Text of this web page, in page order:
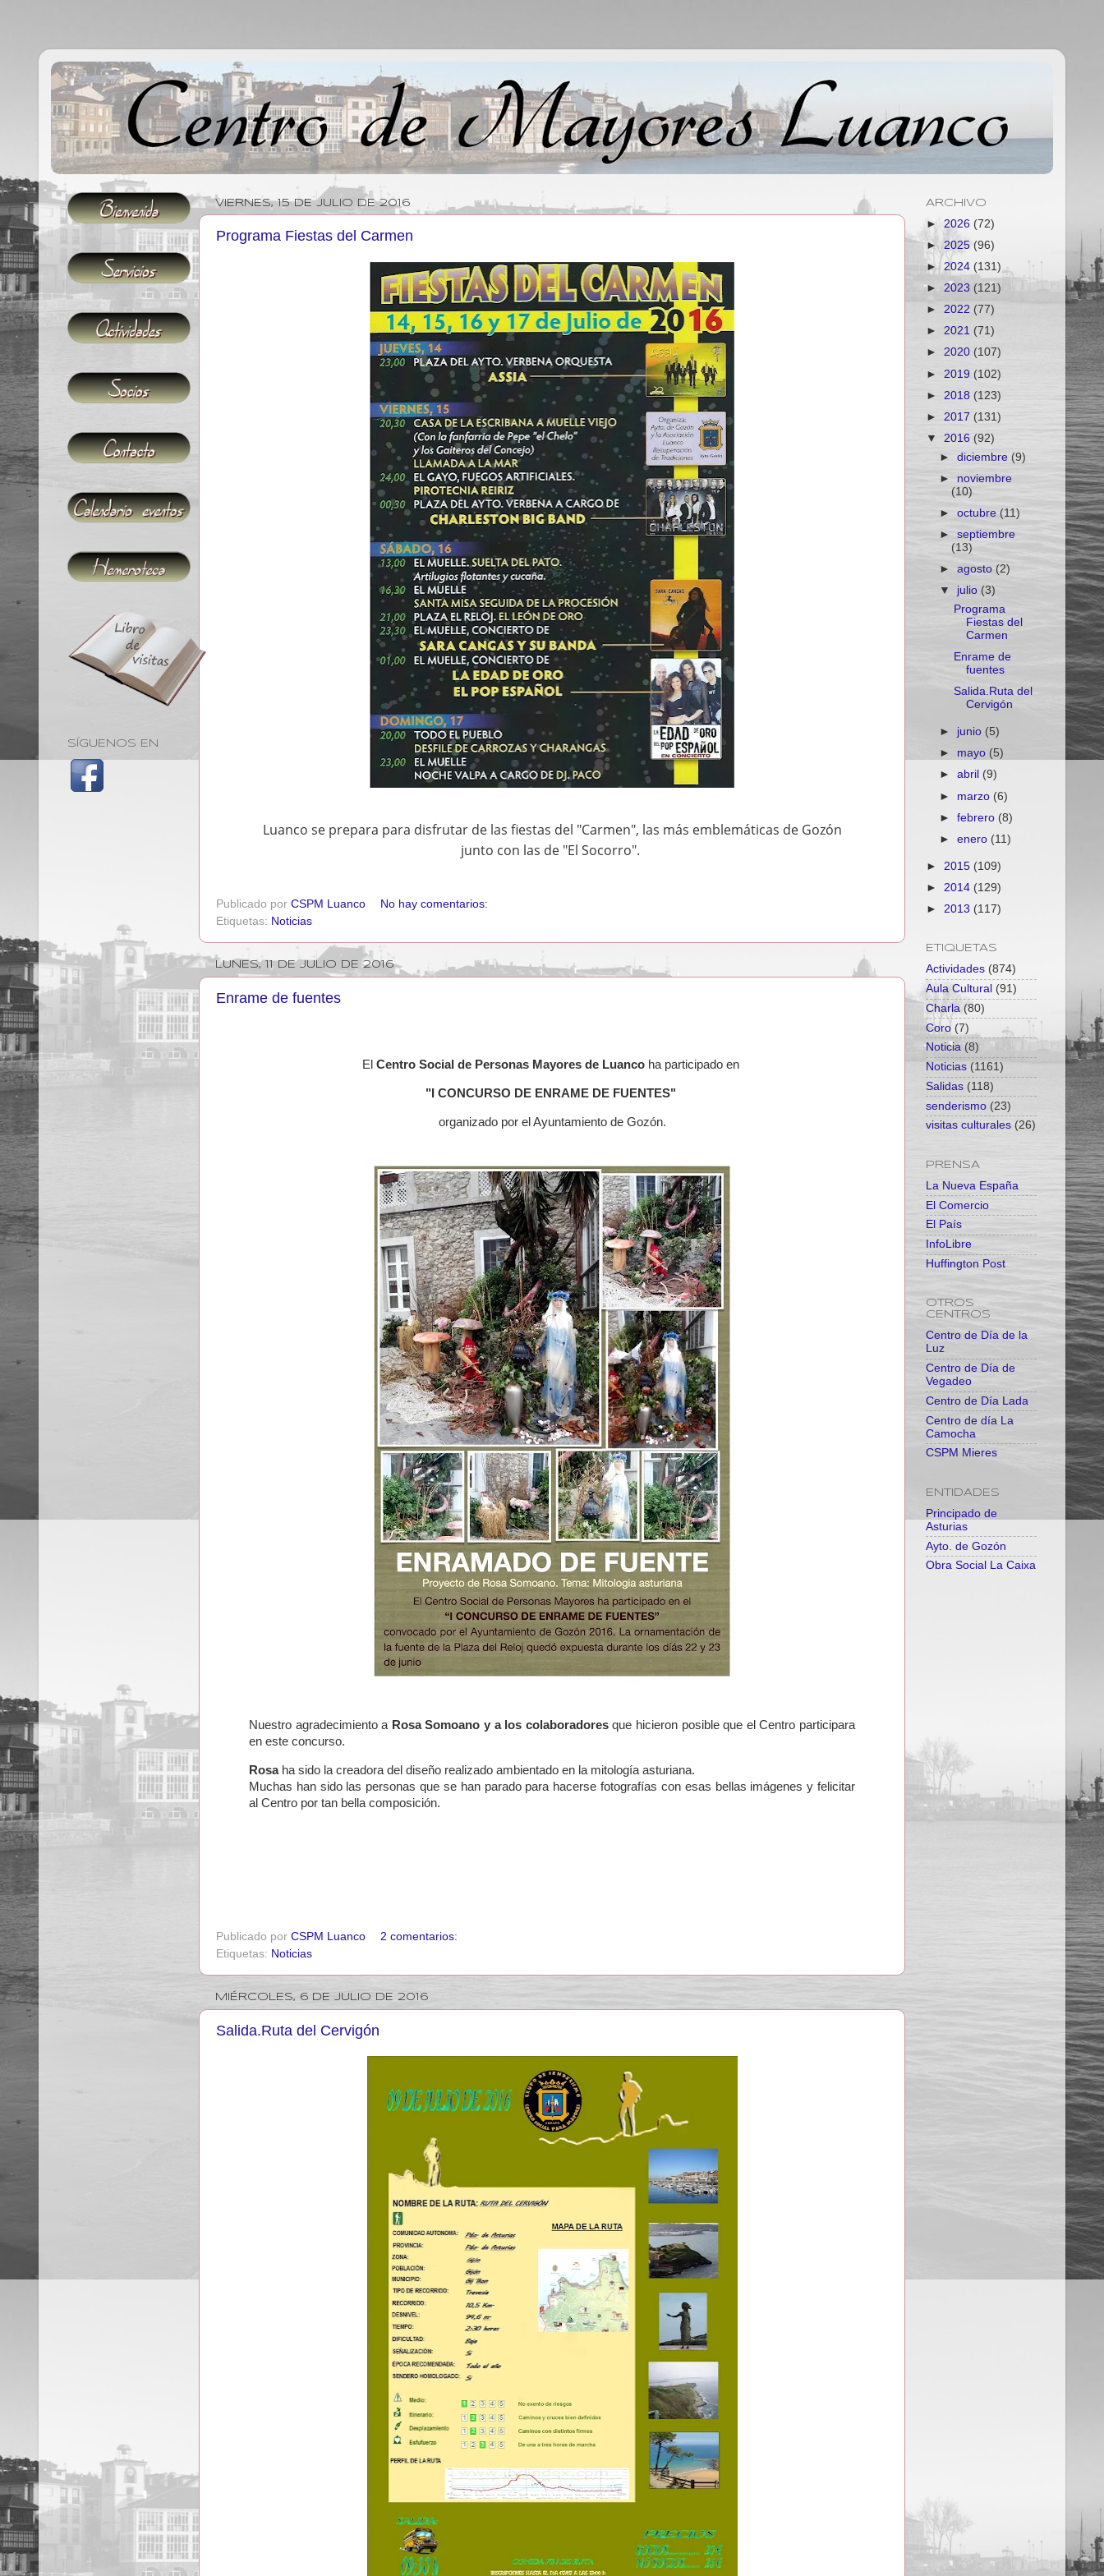
VIERNES, 15 DE JULIO DE 2016
Programa Fiestas del Carmen
Luanco se prepara para disfrutar de las fiestas del "Carmen", las más emblemáticas de Gozón
junto con las de "El Socorro".
Publicado por CSPM Luanco
No hay comentarios:
Etiquetas: Noticias
LUNES, 11 DE JULIO DE 2016
Enrame de fuentes
El Centro Social de Personas Mayores de Luancoha participado en
"I CONCURSO DE ENRAME DE FUENTES"
organizado por el Ayuntamiento de Gozón.
Nuestro agradecimiento a Rosa Somoano y a los colaboradoresque hicieron posible que el Centro participara
en este concurso.
Rosaha sido la creadora del diseño realizado ambientado en la mitología asturiana.
Muchas han sido las personas que se han parado para hacerse fotografías con esas bellas imágenes y felicitar
al Centro por tan bella composición.
Publicado por CSPM Luanco
2 comentarios:
Etiquetas: Noticias
MIÉRCOLES, 6 DE JULIO DE 2016
Salida.Ruta del Cervigón
SÍGUENOS EN
ARCHIVO
► 2026 (72)
► 2025 (96)
► 2024 (131)
► 2023 (121)
► 2022 (77)
► 2021 (71)
► 2020 (107)
► 2019 (102)
► 2018 (123)
► 2017 (131)
▼ 2016 (92)
►diciembre(9)
► noviembre
(10)
►octubre (11)
►septiembre
(13)
►agosto(2)
▼ julio (3)
Programa
Fiestas del
Carmen
Enrame de
fuentes
Salida.Ruta del
Cervigón
► junio (5)
► mayo (5)
►abril (9)
► marzo (6)
►febrero (8)
►enero (11)
► 2015 (109)
► 2014 (129)
► 2013 (117)
ETIQUETAS
Actividades (874)
Aula Cultural (91)
Charla (80)
Coro (7)
Noticia (8)
Noticias (1161)
Salidas (118)
senderismo (23)
visitas culturales (26)
PRENSA
La Nueva España
El Comercio
El País
InfoLibre
Huffington Post
OTROS
CENTROS
Centro de Día de la
Luz
Centro de Día de
Vegadeo
Centro de Día Lada
Centro de día La
Camocha
CSPM Mieres
ENTIDADES
Principado de
Asturias
Ayto. de Gozón
Obra Social La Caixa